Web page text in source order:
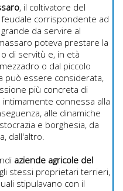
, il coltivatore del
corrispondente ad
da servire al
poteva prestare la
di servitù e, in età
o dal piccolo
può essere considerata,
più concreta di
connessa alla
alle dinamiche
e borghesia, da
dall'altro.
aziende agricoledel
stessi proprietari terrieri,
stipulavano con il